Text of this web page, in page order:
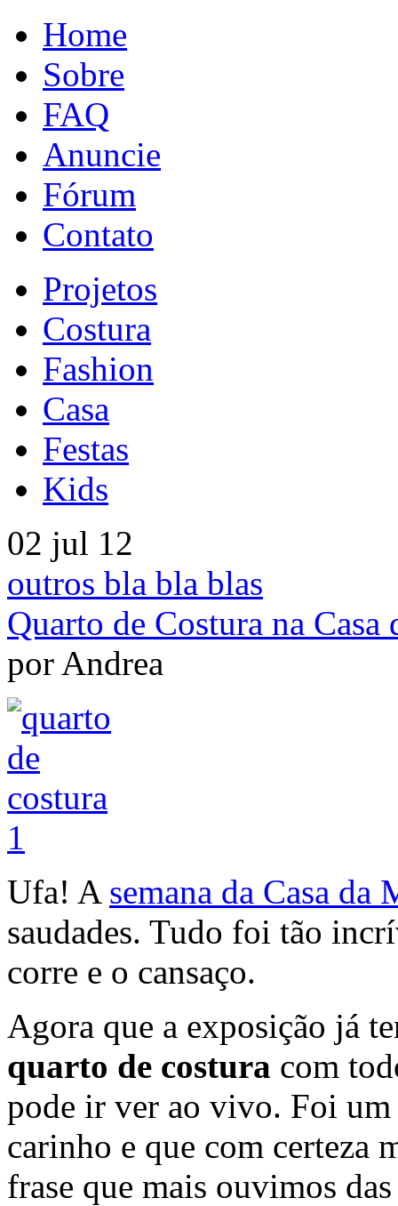
Home
Sobre
FAQ
Anuncie
Fórum
Contato
Projetos
Costura
Fashion
Casa
Festas
Kids
02 jul 12
outros bla bla blas
Quarto de Costura na Casa
por Andrea
Ufa! A semana da Casa da
saudades. Tudo foi tão
corre e o cansaço.
Agora que a exposição já
quarto de costura com
pode ir ver ao vivo. Foi
carinho e que com certeza
frase que mais ouvimos